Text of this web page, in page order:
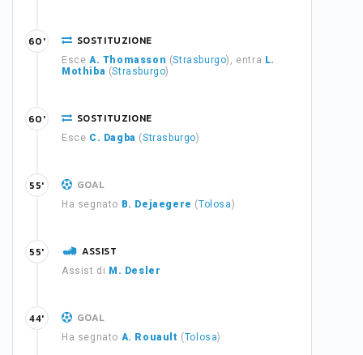
SOSTITUZIONE
Esce A. Thomasson (Strasburgo), entra L.
Mothiba (Strasburgo)
60'
SOSTITUZIONE
Esce C. Dagba (Strasburgo)
60'
GOAL
Ha segnato B. Dejaegere (Tolosa)
55'
ASSIST
Assist di M. Desler
55'
GOAL
Ha segnato A. Rouault (Tolosa)
44'